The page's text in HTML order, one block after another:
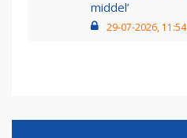
middel’
29-07-2026, 11:54